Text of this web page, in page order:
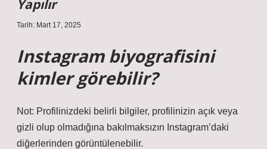
Yapılır
Tarih: Mart 17, 2025
Instagram biyografisini
kimler görebilir?
Not: Profilinizdeki belirli bilgiler, profilinizin açık veya
gizli olup olmadığına bakılmaksızın Instagram’daki
diğerlerinden görüntülenebilir.